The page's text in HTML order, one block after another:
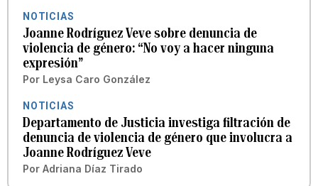
NOTICIAS
Joanne Rodríguez Veve sobre denuncia de
violencia de género: “No voy a hacer ninguna
expresión”
Por Leysa Caro González
NOTICIAS
Departamento de Justicia investiga filtración de
denuncia de violencia de género que involucra a
Joanne Rodríguez Veve
Por Adriana Díaz Tirado